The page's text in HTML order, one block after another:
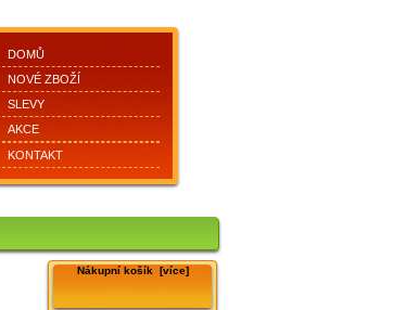
DOMŮ
NOVÉ ZBOŽÍ
SLEVY
AKCE
KONTAKT
Nákupní košík [více]